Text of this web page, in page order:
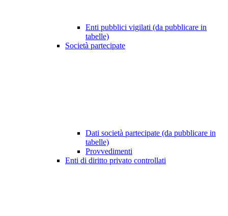
Enti pubblici vigilati (da pubblicare in
tabelle)
Società partecipate
Dati società partecipate (da pubblicare in
tabelle)
Provvedimenti
Enti di diritto privato controllati